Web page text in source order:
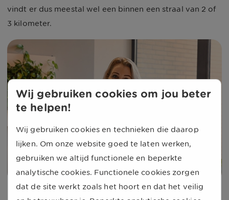
vindt er dus meestal wel een binnen een straal van 2 of
3 kilometer.
Wij gebruiken cookies om jou beter
te helpen!
Wij gebruiken cookies en technieken die daarop
lijken. Om onze website goed te laten werken,
gebruiken we altijd functionele en beperkte
analytische cookies. Functionele cookies zorgen
dat de site werkt zoals het hoort en dat het veilig